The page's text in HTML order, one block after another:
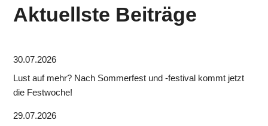
Aktuellste Beiträge
30.07.2026
Lust auf mehr? Nach Sommerfest und -festival kommt jetzt
die Festwoche!
29.07.2026